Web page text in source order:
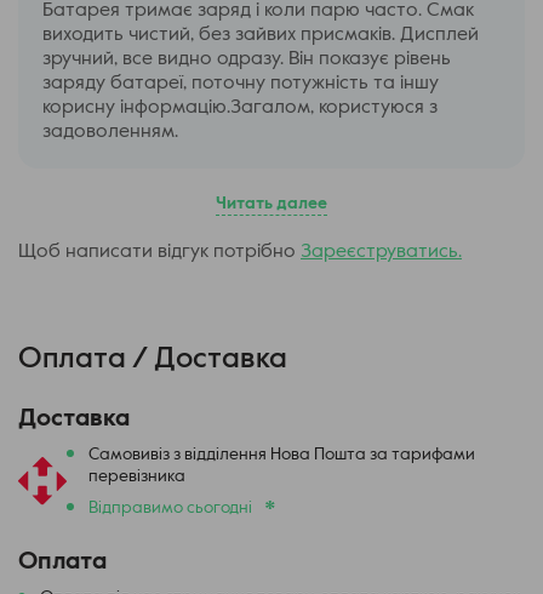
Дисплей 1.05 HD сенсорний
Матеріали Цинковий сплав + PCTG
А тепер розберемо, що це означає на практиці:
Pod система Type-C. Лише 30 хвилин до 80% заряду.
тугої сигаретної затяжки до кальянного стилю.
відчувається в руці.
Батарея тримає заряд і коли парю часто. Смак
виходить чистий, без зайвих присмаків. Дисплей
зручний, все видно одразу. Він показує рівень
заряду батареї, поточну потужність та іншу
корисну інформацію.Загалом, користуюся з
задоволенням.
Читать далее
Щоб написати відгук потрібно Зареєструватись.
Оплата / Доставка
Доставка
Самовивіз з відділення Нова Пошта за тарифами
перевізника
Відправимо сьогодні
*
Оплата